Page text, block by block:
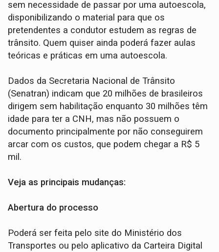
sem necessidade de passar por uma autoescola,
disponibilizando o material para que os
pretendentes a condutor estudem as regras de
trânsito. Quem quiser ainda poderá fazer aulas
teóricas e práticas em uma autoescola.
Dados da Secretaria Nacional de Trânsito
(Senatran) indicam que 20 milhões de brasileiros
dirigem sem habilitação enquanto 30 milhões têm
idade para ter a CNH, mas não possuem o
documento principalmente por não conseguirem
arcar com os custos, que podem chegar a R$ 5
mil.
Veja as principais mudanças:
Abertura do processo
Poderá ser feita pelo site do Ministério dos
Transportes ou pelo aplicativo da Carteira Digital